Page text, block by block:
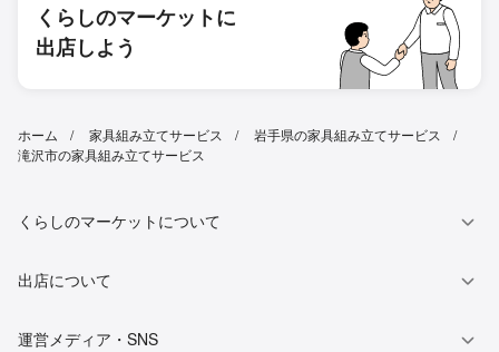
くらしのマーケットに
出店しよう
ホーム 家具組み立てサービス
岩手県の家具組み立てサービス
滝沢市の家具組み立てサービス
くらしのマーケットについて
出店について
運営メディア・SNS